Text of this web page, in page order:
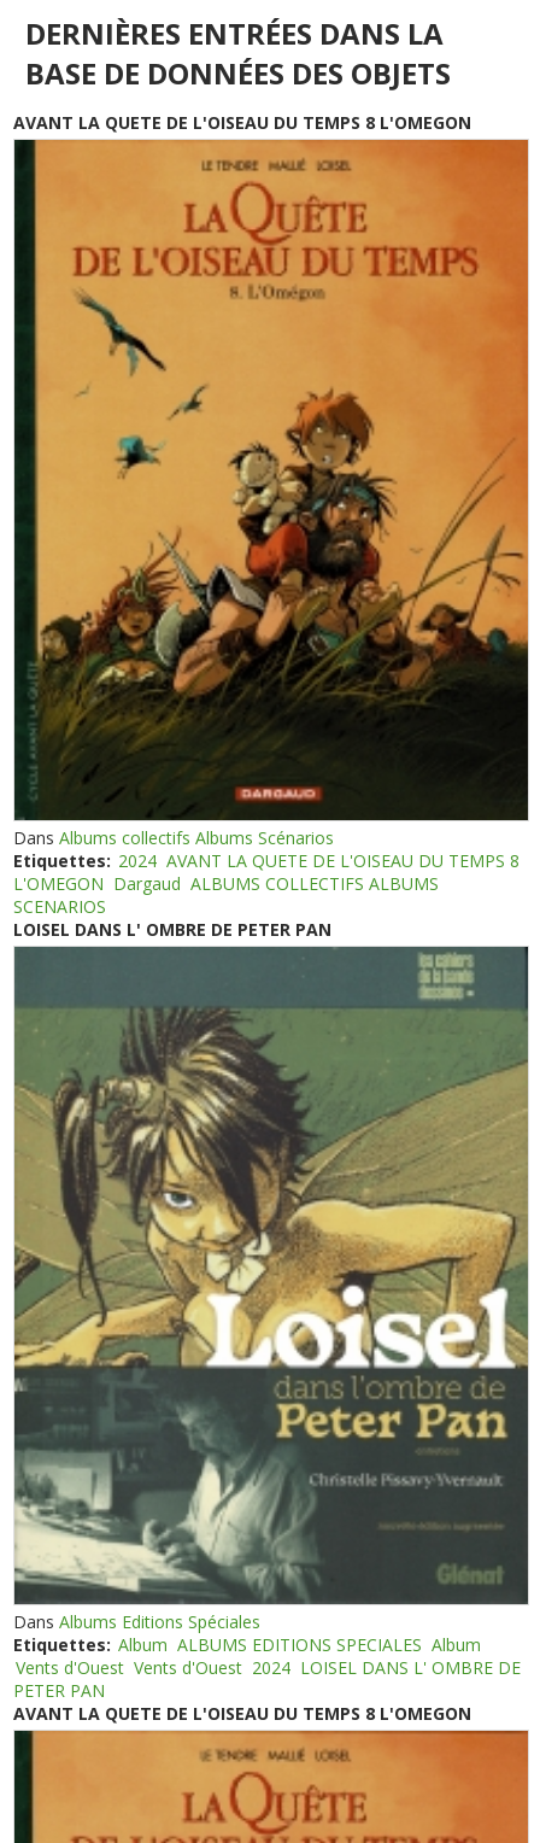
DERNIÈRES ENTRÉES DANS LA
BASE DE DONNÉES DES OBJETS
AVANT LA QUETE DE L'OISEAU DU TEMPS 8 L'OMEGON
DansAlbums collectifs Albums Scénarios
Etiquettes: 2024 AVANT LA QUETE DE L'OISEAU DU TEMPS 8
L'OMEGON Dargaud ALBUMS COLLECTIFS ALBUMS
SCENARIOS
LOISEL DANS L' OMBRE DE PETER PAN
DansAlbums Editions Spéciales
Etiquettes: Album ALBUMS EDITIONS SPECIALES Album
Vents d'Ouest Vents d'Ouest 2024 LOISEL DANS L' OMBRE DE
PETER PAN
AVANT LA QUETE DE L'OISEAU DU TEMPS 8 L'OMEGON